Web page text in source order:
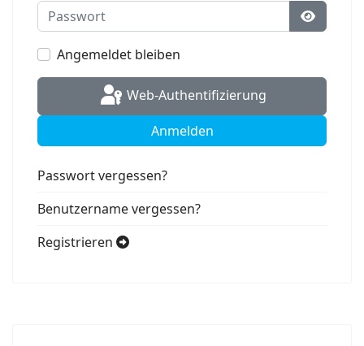
Passwort
Angemeldet bleiben
Web-Authentifizierung
Anmelden
Passwort vergessen?
Benutzername vergessen?
Registrieren